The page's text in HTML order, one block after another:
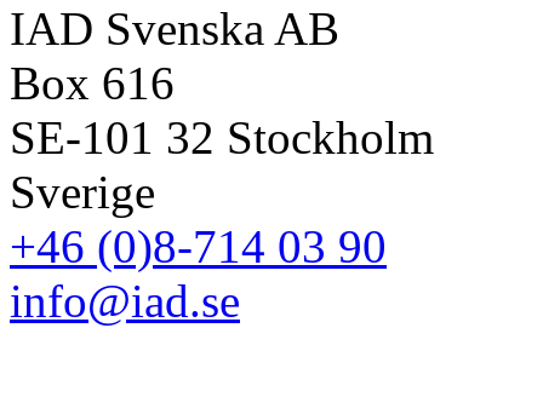
IAD Svenska AB
Box 616
SE-101 32 Stockholm
Sverige
+46 (0)8-714 03 90
info@iad.se